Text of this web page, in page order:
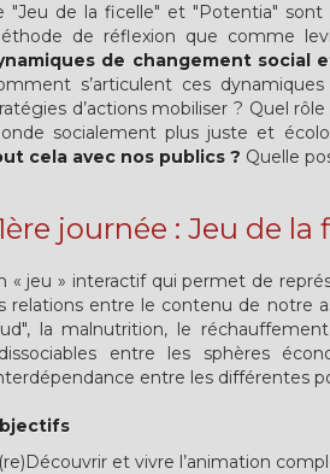
"Jeu de la ficelle" et "Potentia"
de réflexion que comme
de changement social
s’articulent ces
d’actions mobiliser ? Quel
socialement plus juste et
cela avec nos publics ? Quelle
journée : Jeu de
« jeu » interactif qui permet de
relations entre le contenu de notre
la malnutrition, le
entre les sphères
entre les différentes
(re)Découvrir et vivre l’animation